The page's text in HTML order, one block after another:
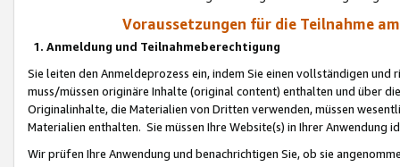
Voraussetzungen für die Teilnahme
1. Anmeldung und Teilnahmeberechtigung
Sie leiten den Anmeldeprozess ein, indem Sie einen vollständigen
muss/müssen originäre Inhalte (original content) enthalten und über
Originalinhalte, die Materialien von Dritten verwenden, müssen
Materialien enthalten. Sie müssen Ihre Website(s) in Ihrer Anwendung
Wir prüfen Ihre Anwendung und benachrichtigen Sie, ob sie